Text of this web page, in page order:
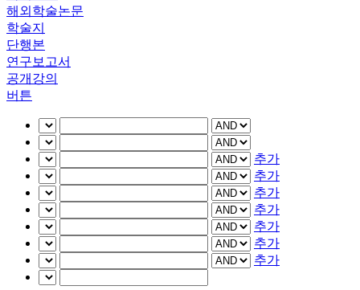
해외학술논문
학술지
단행본
연구보고서
공개강의
버튼
추가
추가
추가
추가
추가
추가
추가